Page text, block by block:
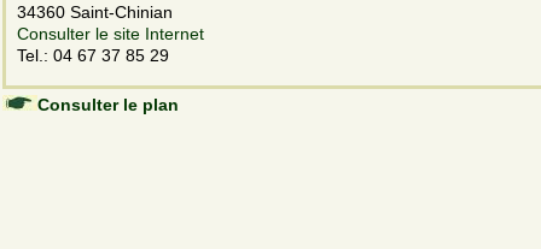
34360 Saint-Chinian
Consulter le site Internet
Tel.: 04 67 37 85 29
Consulter le plan